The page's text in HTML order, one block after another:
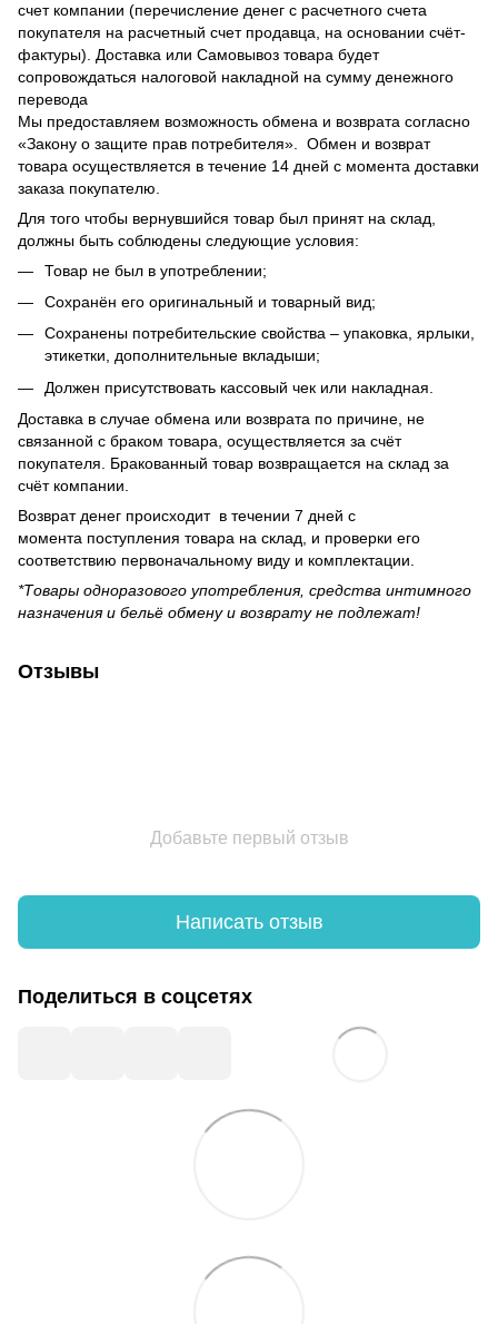
счет компании (перечисление денег с расчетного счета
покупателя на расчетный счет продавца, на основании счёт-
фактуры). Доставка или Самовывоз товара будет
сопровождаться налоговой накладной на сумму денежного
перевода
Мы предоставляем возможность обмена и возврата согласно
«Закону о защите прав потребителя». Обмен и возврат
товара осуществляется в течение 14 дней с момента доставки
заказа покупателю.
Для того чтобы вернувшийся товар был принят на склад,
должны быть соблюдены следующие условия:
Товар не был в употреблении;
Сохранён его оригинальный и товарный вид;
Сохранены потребительские свойства – упаковка, ярлыки,
этикетки, дополнительные вкладыши;
Должен присутствовать кассовый чек или накладная.
Доставка в случае обмена или возврата по причине, не
связанной с браком товара, осуществляется за счёт
покупателя. Бракованный товар возвращается на склад за
счёт компании.
Возврат денег происходит в течении 7 дней с
момента поступления товара на склад, и проверки его
соответствию первоначальному виду и комплектации.
*Товары одноразового употребления, средства интимного
назначения и бельё обмену и возврату не подлежат!
Отзывы
Добавьте первый отзыв
Написать отзыв
Поделиться в соцсетях